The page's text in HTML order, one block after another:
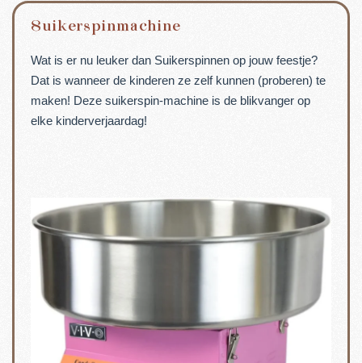
Suikerspinmachine
Wat is er nu leuker dan Suikerspinnen op jouw feestje?
Dat is wanneer de kinderen ze zelf kunnen (proberen) te
maken! Deze suikerspin-machine is de blikvanger op
elke kinderverjaardag!